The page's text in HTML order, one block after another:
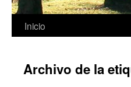
Saltar
contenido
Inicio
Archivo de la